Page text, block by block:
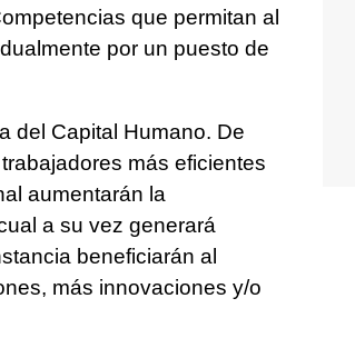
que permitan al
por un puesto de
del Capital Humano. De
más eficientes
aumentarán la
a su vez generará
beneficiarán al
más innovaciones y/o